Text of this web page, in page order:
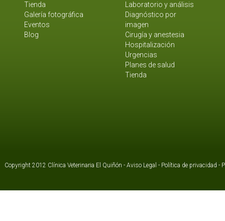
Tienda
Galería fotográfica
Eventos
Blog
Laboratorio y análisis
Diagnóstico por
imagen
Cirugía y anestesia
Hospitalización
Urgencias
Planes de salud
Tienda
Copyright 2012 Clínica Veterinaria El Quiñón - Aviso Legal - Política de privacidad -